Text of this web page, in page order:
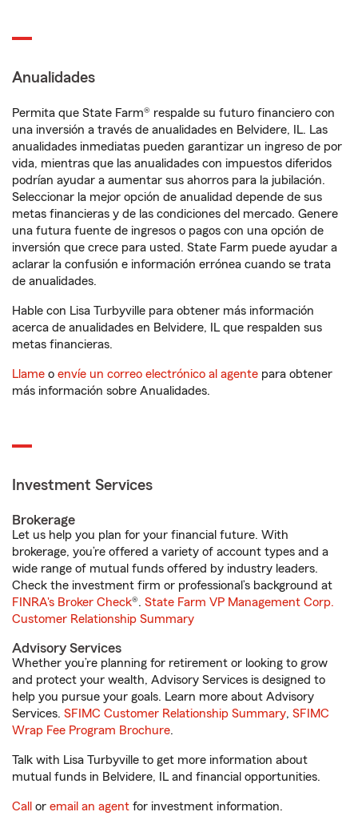
Anualidades
Permita que State Farm® respalde su futuro financiero con
una inversión a través de anualidades en Belvidere, IL. Las
anualidades inmediatas pueden garantizar un ingreso de por
vida, mientras que las anualidades con impuestos diferidos
podrían ayudar a aumentar sus ahorros para la jubilación.
Seleccionar la mejor opción de anualidad depende de sus
metas financieras y de las condiciones del mercado. Genere
una futura fuente de ingresos o pagos con una opción de
inversión que crece para usted. State Farm puede ayudar a
aclarar la confusión e información errónea cuando se trata
de anualidades.
Hable con Lisa Turbyville para obtener más información
acerca de anualidades en Belvidere, IL que respalden sus
metas financieras.
Llame o envíe un correo electrónico al agente para obtener
más información sobre Anualidades.
Investment Services
Brokerage
Let us help you plan for your financial future. With
brokerage, you’re offered a variety of account types and a
wide range of mutual funds offered by industry leaders.
Check the investment firm or professional’s background at
FINRA's Broker Check®. State Farm VP Management Corp.
Customer Relationship Summary
Advisory Services
Whether you’re planning for retirement or looking to grow
and protect your wealth, Advisory Services is designed to
help you pursue your goals. Learn more about Advisory
Services. SFIMC Customer Relationship Summary, SFIMC
Wrap Fee Program Brochure.
Talk with Lisa Turbyville to get more information about
mutual funds in Belvidere, IL and financial opportunities.
Call or email an agent for investment information.